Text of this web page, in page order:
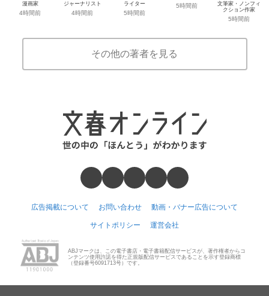
漫画家
4時間前
ジャーナリスト
4時間前
ライター
5時間前
5時間前
文筆家・ノンフィ
クション作家
5時間前
その他の著者を見る
広告掲載について お問い合わせ 動画・バナー広告について
サイトポリシー 運営会社
ABJマークは、この電子書店・電子書籍配信サービスが、著作権者からコ
ンテンツ使用許諾を得た正規版配信サービスであることを示す登録商標
（登録番号6091713号）です。